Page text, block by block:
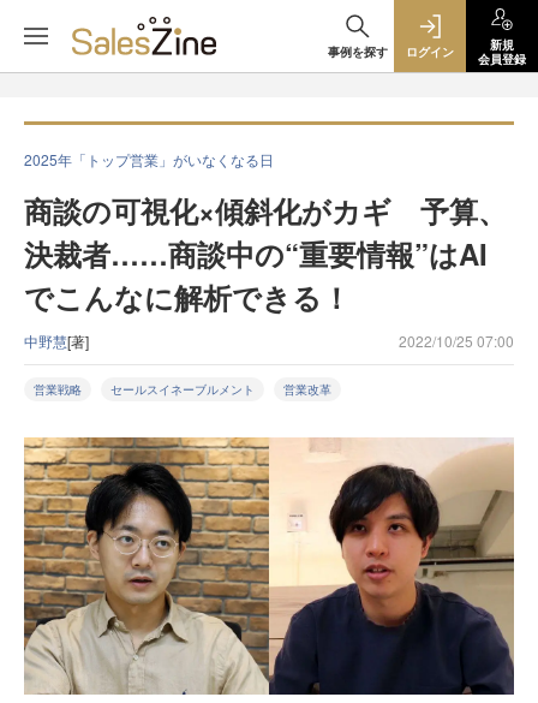
事例を探す ログイン
新規
会員登録
2025年「トップ営業」がいなくなる日
商談の可視化×傾斜化がカギ 予算、
決裁者……商談中の“重要情報”はAI
でこんなに解析できる！
中野慧[著] 2022/10/25 07:00
営業戦略 セールスイネーブルメント 営業改革